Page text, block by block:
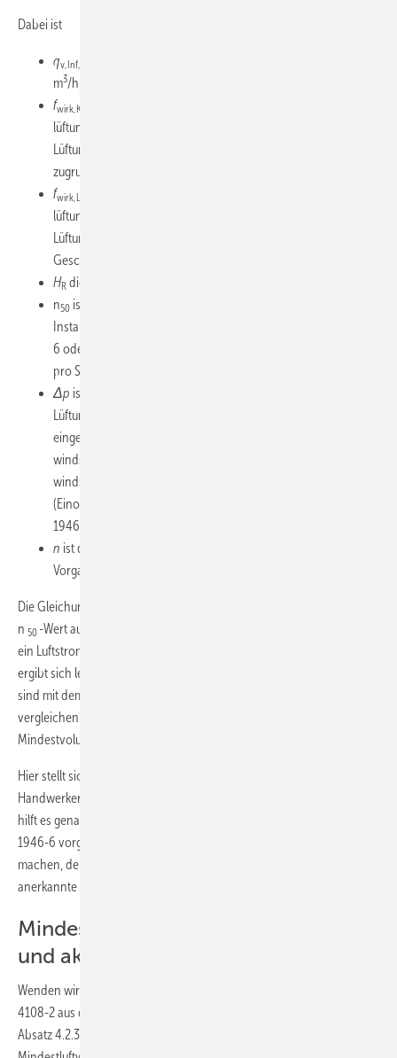
Dabei ist
qv,Inf,wirk
m3/h;
fwirk,Komp
lüftungstechnischen Maßnahmen innerhalb des
Lüftungskonzeptes die freie Lüftung in Form von Querlüftung
zugrunde gelegt);
fwirk,Lage
lüftungstechnischen Maßnahmen innerhalb des
Lüftungskonzeptes Gebäude in normaler Lage und bis zu vier
Geschossen zugrunde gelegt).
HR die Raumhöhe, wird mit 2,5 m zugrunde gelegt;
n50 ist der Vorgabewert (auch für
Instandsetzung/Modernisierung nach Tabelle 9 der DIN 1946-
6 oder Messwert des Luftwechsels bei 50 Pa Differenzdruck
pro Stunde;
Δp ist der Auslegungs-Differenzdruck, Vorgabewert für freie
Lüftungssysteme (nach Tabelle 10 der DIN 1946-6), bei
eingeschossigen NE: für windschwache Gebiete 2 Pa, für
windstarke Gebiete 4 Pa, für mehrgeschossige NE: für
windschwache Gebiete 5 Pa und für windstarke Gebiete 7 Pa
(Einordnung in Windgebiete nach Anhang H, ebenfalls DIN
1946-6);
n ist der Druckexponent, entweder���= 2/3 als
Vorgabewert oder Messwert.
Die Gleichung wird nun entsprechend der beiden Annahmen für den
n 50 -Wert ausgerechnet. Für die Annahme 1 (n
ein Luftstrom von 44,44 m
ergibt sich ­lediglich ein Luftstrom von 38,51 m
sind mit dem erforderlichen Mindestluftstrom aus der Gleichung (2) zu
vergleichen. Daraus folgt, dass für die Annahme 2 der
Mindestvolumenstrom für den Feuchteschutz nicht eingehalten wird.
Hier stellt sich nun die entscheidende Frage: Woher weiß der
Handwerker oder Planer, welche Luftwechselzahl anzusetzen ist? Hier
hilft es genau genommen nicht, wenn ein Lüftungskonzept nach DIN
1946-6 vorgelegt wurde, ohne vorher einen Blower-Door-Test zu
machen, denn schätzen ist im Gegensatz zur Messung keine
anerkannte Regel der Technik.
Mindestluftwechsel nach der alten
und aktuellen DIN 4108
Wenden wir uns jetzt der DIN 4108 zu. Hier wird gerne auf die Normen
4108-2 aus den Jahren 2001 sowie 2003 verwiesen. Dort steht im
Absatz 4.2.3, Hinweise zur Luftdichtheit von Außenbauteilen und zum